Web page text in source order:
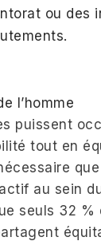
ou des
l’homme
puissent
tout en
au sein
seuls 32 %